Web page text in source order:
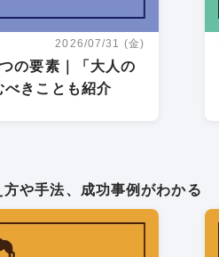
2026/07/31 (金)
の要素｜「大人の
べきことも紹介
方や手法、成功事例がわかる